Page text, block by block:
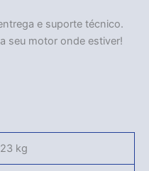
e suporte técnico.
seu motor onde estiver!
23 kg